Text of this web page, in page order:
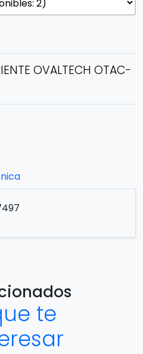
OVALTECH OTAC-
te